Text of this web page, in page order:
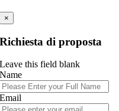
×
Richiesta di proposta
Leave this field blank
Name
Email